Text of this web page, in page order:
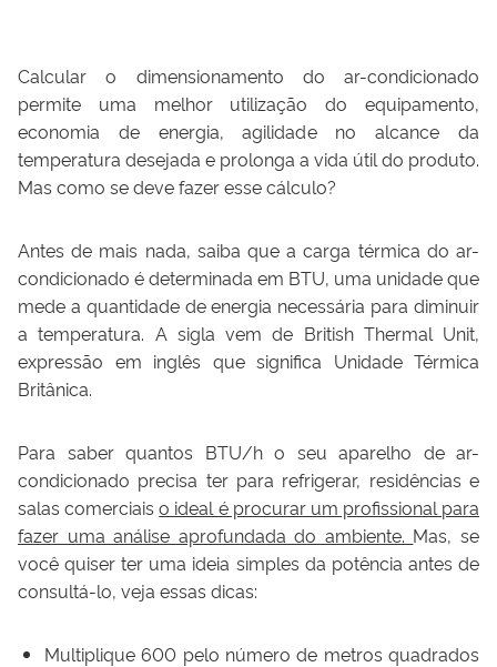
Calcular o dimensionamento do ar-condicionado
permite uma melhor utilização do equipamento,
economia de energia, agilidade no alcance da
temperatura desejada e prolonga a vida útil do produto.
Mas como se deve fazer esse cálculo?
Antes de mais nada, saiba que a carga térmica do ar-
condicionado é determinada em BTU, uma unidade que
mede a quantidade de energia necessária para diminuir
a temperatura. A sigla vem de British Thermal Unit,
expressão em inglês que significa Unidade Térmica
Britânica.
Para saber quantos BTU/h o seu aparelho de ar-
condicionado precisa ter para refrigerar, residências e
salas comerciaiso ideal é procurar um profissional para
fazer uma análise aprofundada do ambiente. Mas, se
você quiser ter uma ideia simples da potência antes de
consultá-lo, veja essas dicas:
Multiplique 600 pelo número de metros quadrados